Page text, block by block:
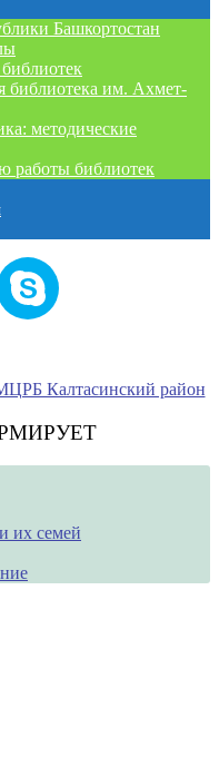
Башкортостан
библиотека им. Ахмет-
методические
работы библиотек
их семей